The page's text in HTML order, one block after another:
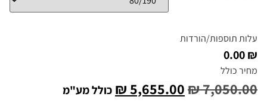
עלות תוספות/הורדות
₪ 0.00
מחיר כולל
₪7,050.00
₪5,655.00 כולל מע"מ